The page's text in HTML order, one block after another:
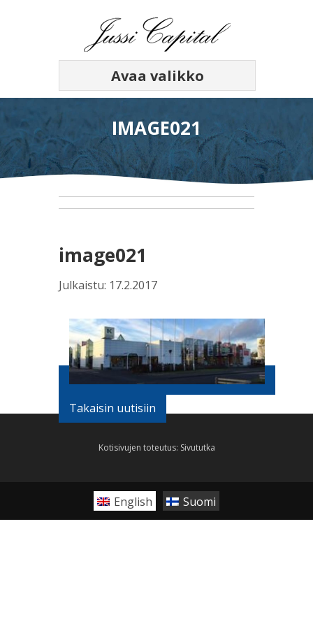
Avaa valikko
IMAGE021
image021
Julkaistu: 17.2.2017
Takaisin uutisiin
Kotisivujen toteutus: Sivututka
English Suomi